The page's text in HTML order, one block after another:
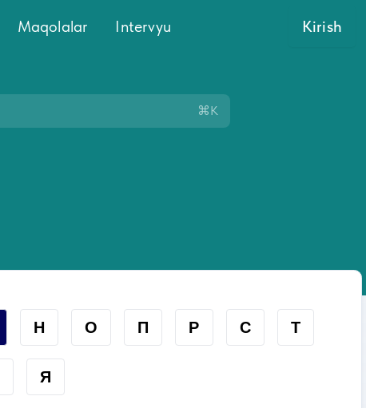
Maqolalar Intervyu Kirish
⌘K
Н О П Р С Т
Я